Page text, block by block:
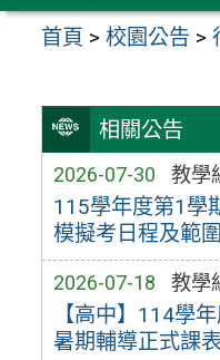
首頁 >校園公告 >
相關公告
2026-07-30 教學
115學年度第1學
模擬考日程及範圍
2026-07-18 教學
【高中】114學
暑期輔導正式課表